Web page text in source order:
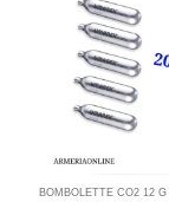
BOMBOLETTE CO2 12 G